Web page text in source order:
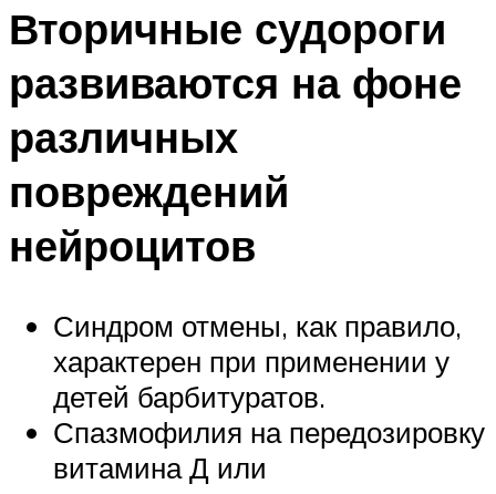
Вторичные судороги
развиваются на фоне
различных
повреждений
нейроцитов
Синдром отмены, как правило,
характерен при применении у
детей барбитуратов.
Спазмофилия на передозировку
витамина Д или